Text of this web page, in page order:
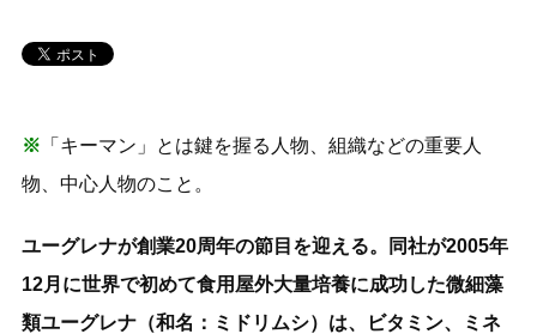
※ 「キーマン」とは鍵を握る人物、組織などの重要人
物、中心人物のこと。
ユーグレナが創業20周年の節目を迎える。同社が2005年
12月に世界で初めて食用屋外大量培養に成功した微細藻
類ユーグレナ（和名：ミドリムシ）は、ビタミン、ミネ